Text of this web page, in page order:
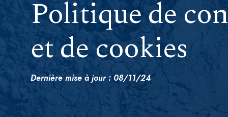
Ciments pour la préfabrication
Ciment naturel Prompt
Pompage du béton
Centrale mobile
Contrôle qualité
Transport et logistique
Politique de
et de cookies
Dernière mise à jour : 08/11/24